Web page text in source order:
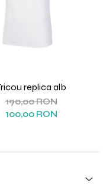
replica alb
190,00 RON
100,00 RON